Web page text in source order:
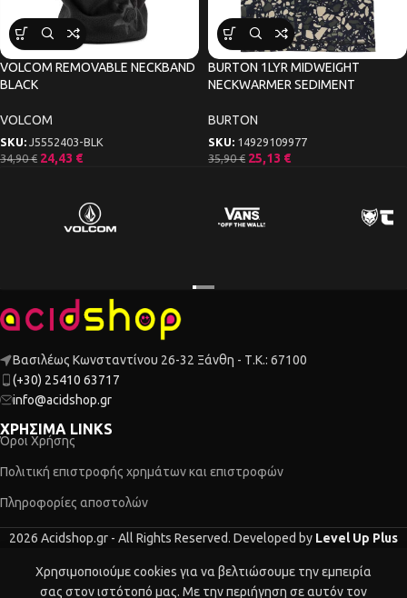
VOLCOM REMOVABLE NECKBAND
BLACK
VOLCOM
SKU: J5552403-BLK
34,90€ 24,43 €
BURTON 1LYR MIDWEIGHT
NECKWARMER SEDIMENT
BURTON
SKU: 14929109977
35,90€ 25,13 €
Βασιλέως Κωνσταντίνου 26-32 Ξάνθη - Τ.Κ.: 67100
(+30) 25410 63717
info@acidshop.gr
ΧΡΗΣΙΜΑ LINKS
Όροι Χρήσης
Πολιτική επιστροφής χρημάτων και επιστροφών
Πληροφορίες αποστολών
2026 Acidshop.gr - All Rights Reserved. Developed by Level Up Plus
Χρησιμοποιούμε cookies για να βελτιώσουμε την εμπειρία
σας στον ιστότοπό μας. Με την περιήγηση σε αυτόν τον